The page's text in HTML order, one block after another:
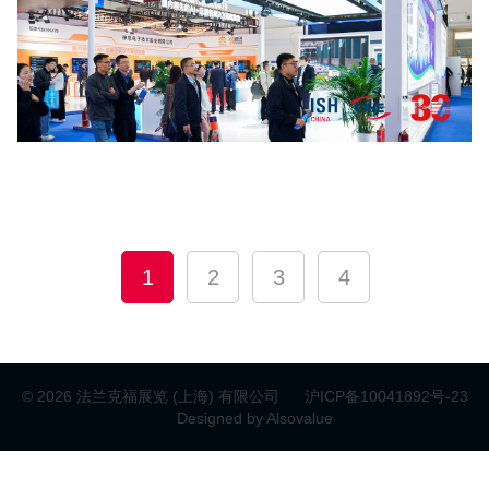
点击放大
1 2 3 4
© 2026 法兰克福展览 (上海) 有限公司
沪ICP备10041892号-23
Designed by Alsovalue